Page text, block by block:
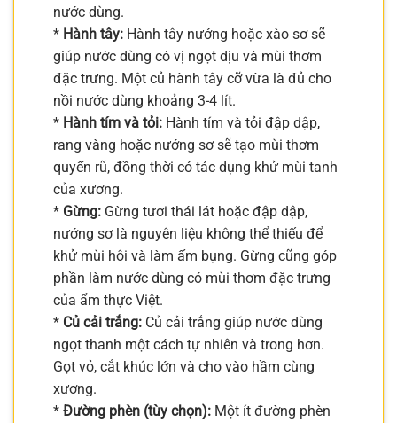
nước dùng.
* Hành tây: Hành tây nướng hoặc xào sơ sẽ
giúp nước dùng có vị ngọt dịu và mùi thơm
đặc trưng. Một củ hành tây cỡ vừa là đủ cho
nồi nước dùng khoảng 3-4 lít.
* Hành tím và tỏi: Hành tím và tỏi đập dập,
rang vàng hoặc nướng sơ sẽ tạo mùi thơm
quyến rũ, đồng thời có tác dụng khử mùi tanh
của xương.
* Gừng: Gừng tươi thái lát hoặc đập dập,
nướng sơ là nguyên liệu không thể thiếu để
khử mùi hôi và làm ấm bụng. Gừng cũng góp
phần làm nước dùng có mùi thơm đặc trưng
của ẩm thực Việt.
* Củ cải trắng: Củ cải trắng giúp nước dùng
ngọt thanh một cách tự nhiên và trong hơn.
Gọt vỏ, cắt khúc lớn và cho vào hầm cùng
xương.
* Đường phèn (tùy chọn): Một ít đường phèn